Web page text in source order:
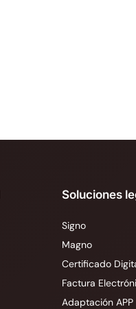
Soluciones
Signo
Magno
Certificado
Factura
Adaptación APP